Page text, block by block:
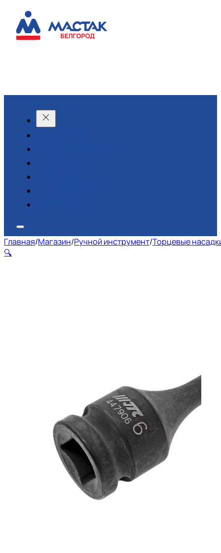
Главная/Магазин/Ручной инструмент/Торцевые
🔍